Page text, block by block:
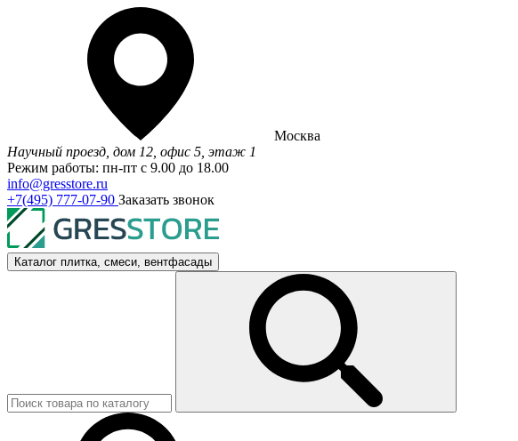
Москва
Научный проезд, дом 12, офис 5, этаж 1
Режим работы: пн-пт с 9.00 до 18.00
info@gresstore.ru
+7(495) 777-07-90 Заказать звонок
Каталог плитка, смеси, вентфасады